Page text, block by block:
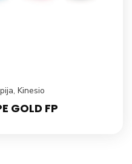
, Kinesio
GOLD FP